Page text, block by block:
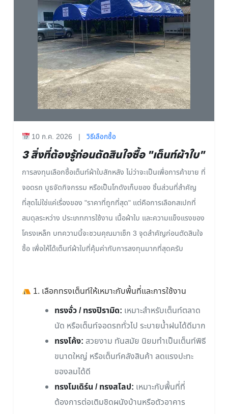
10 ก.ค. 2026 | วิธีเลือกซื้อ
3 สิ่งที่ต้องรู้ก่อนตัดสินใจซื้อ "เต็นท์ผ้าใบ"
การลงทุนเลือกซื้อเต็นท์ผ้าใบสักหลัง ไม่ว่าจะเป็นเพื่อการค้าขาย ที่
จอดรถ บูธจัดกิจกรรม หรือเป็นโกดังเก็บของ ชิ้นส่วนที่สำคัญ
ที่สุดไม่ใช่แค่เรื่องของ "ราคาที่ถูกที่สุด" แต่คือการเลือกสเปกที่
สมดุลระหว่าง ประเภทการใช้งาน เนื้อผ้าใบ และความแข็งแรงของ
โครงเหล็ก บทความนี้จะชวนคุณมาเช็ก 3 จุดสำคัญก่อนตัดสินใจ
ซื้อ เพื่อให้ได้เต็นท์ผ้าใบที่คุ้มค่ากับการลงทุนมากที่สุดครับ
1. เลือกทรงเต็นท์ให้เหมาะกับพื้นที่และการใช้งาน
ทรงจั่ว / ทรงปิรามิด: เหมาะสำหรับเต็นท์ตลาด
นัด หรือเต็นท์จอดรถทั่วไป ระบายน้ำฝนได้ดีมาก
ทรงโค้ง: สวยงาม ทันสมัย นิยมทำเป็นเต็นท์พิธี
ขนาดใหญ่ หรือเต็นท์คลังสินค้า ลดแรงปะทะ
ของลมได้ดี
ทรงโมเดิร์น / ทรงสโลป: เหมาะกับพื้นที่ที่
ต้องการต่อเติมชิดผนังบ้านหรือตัวอาคาร